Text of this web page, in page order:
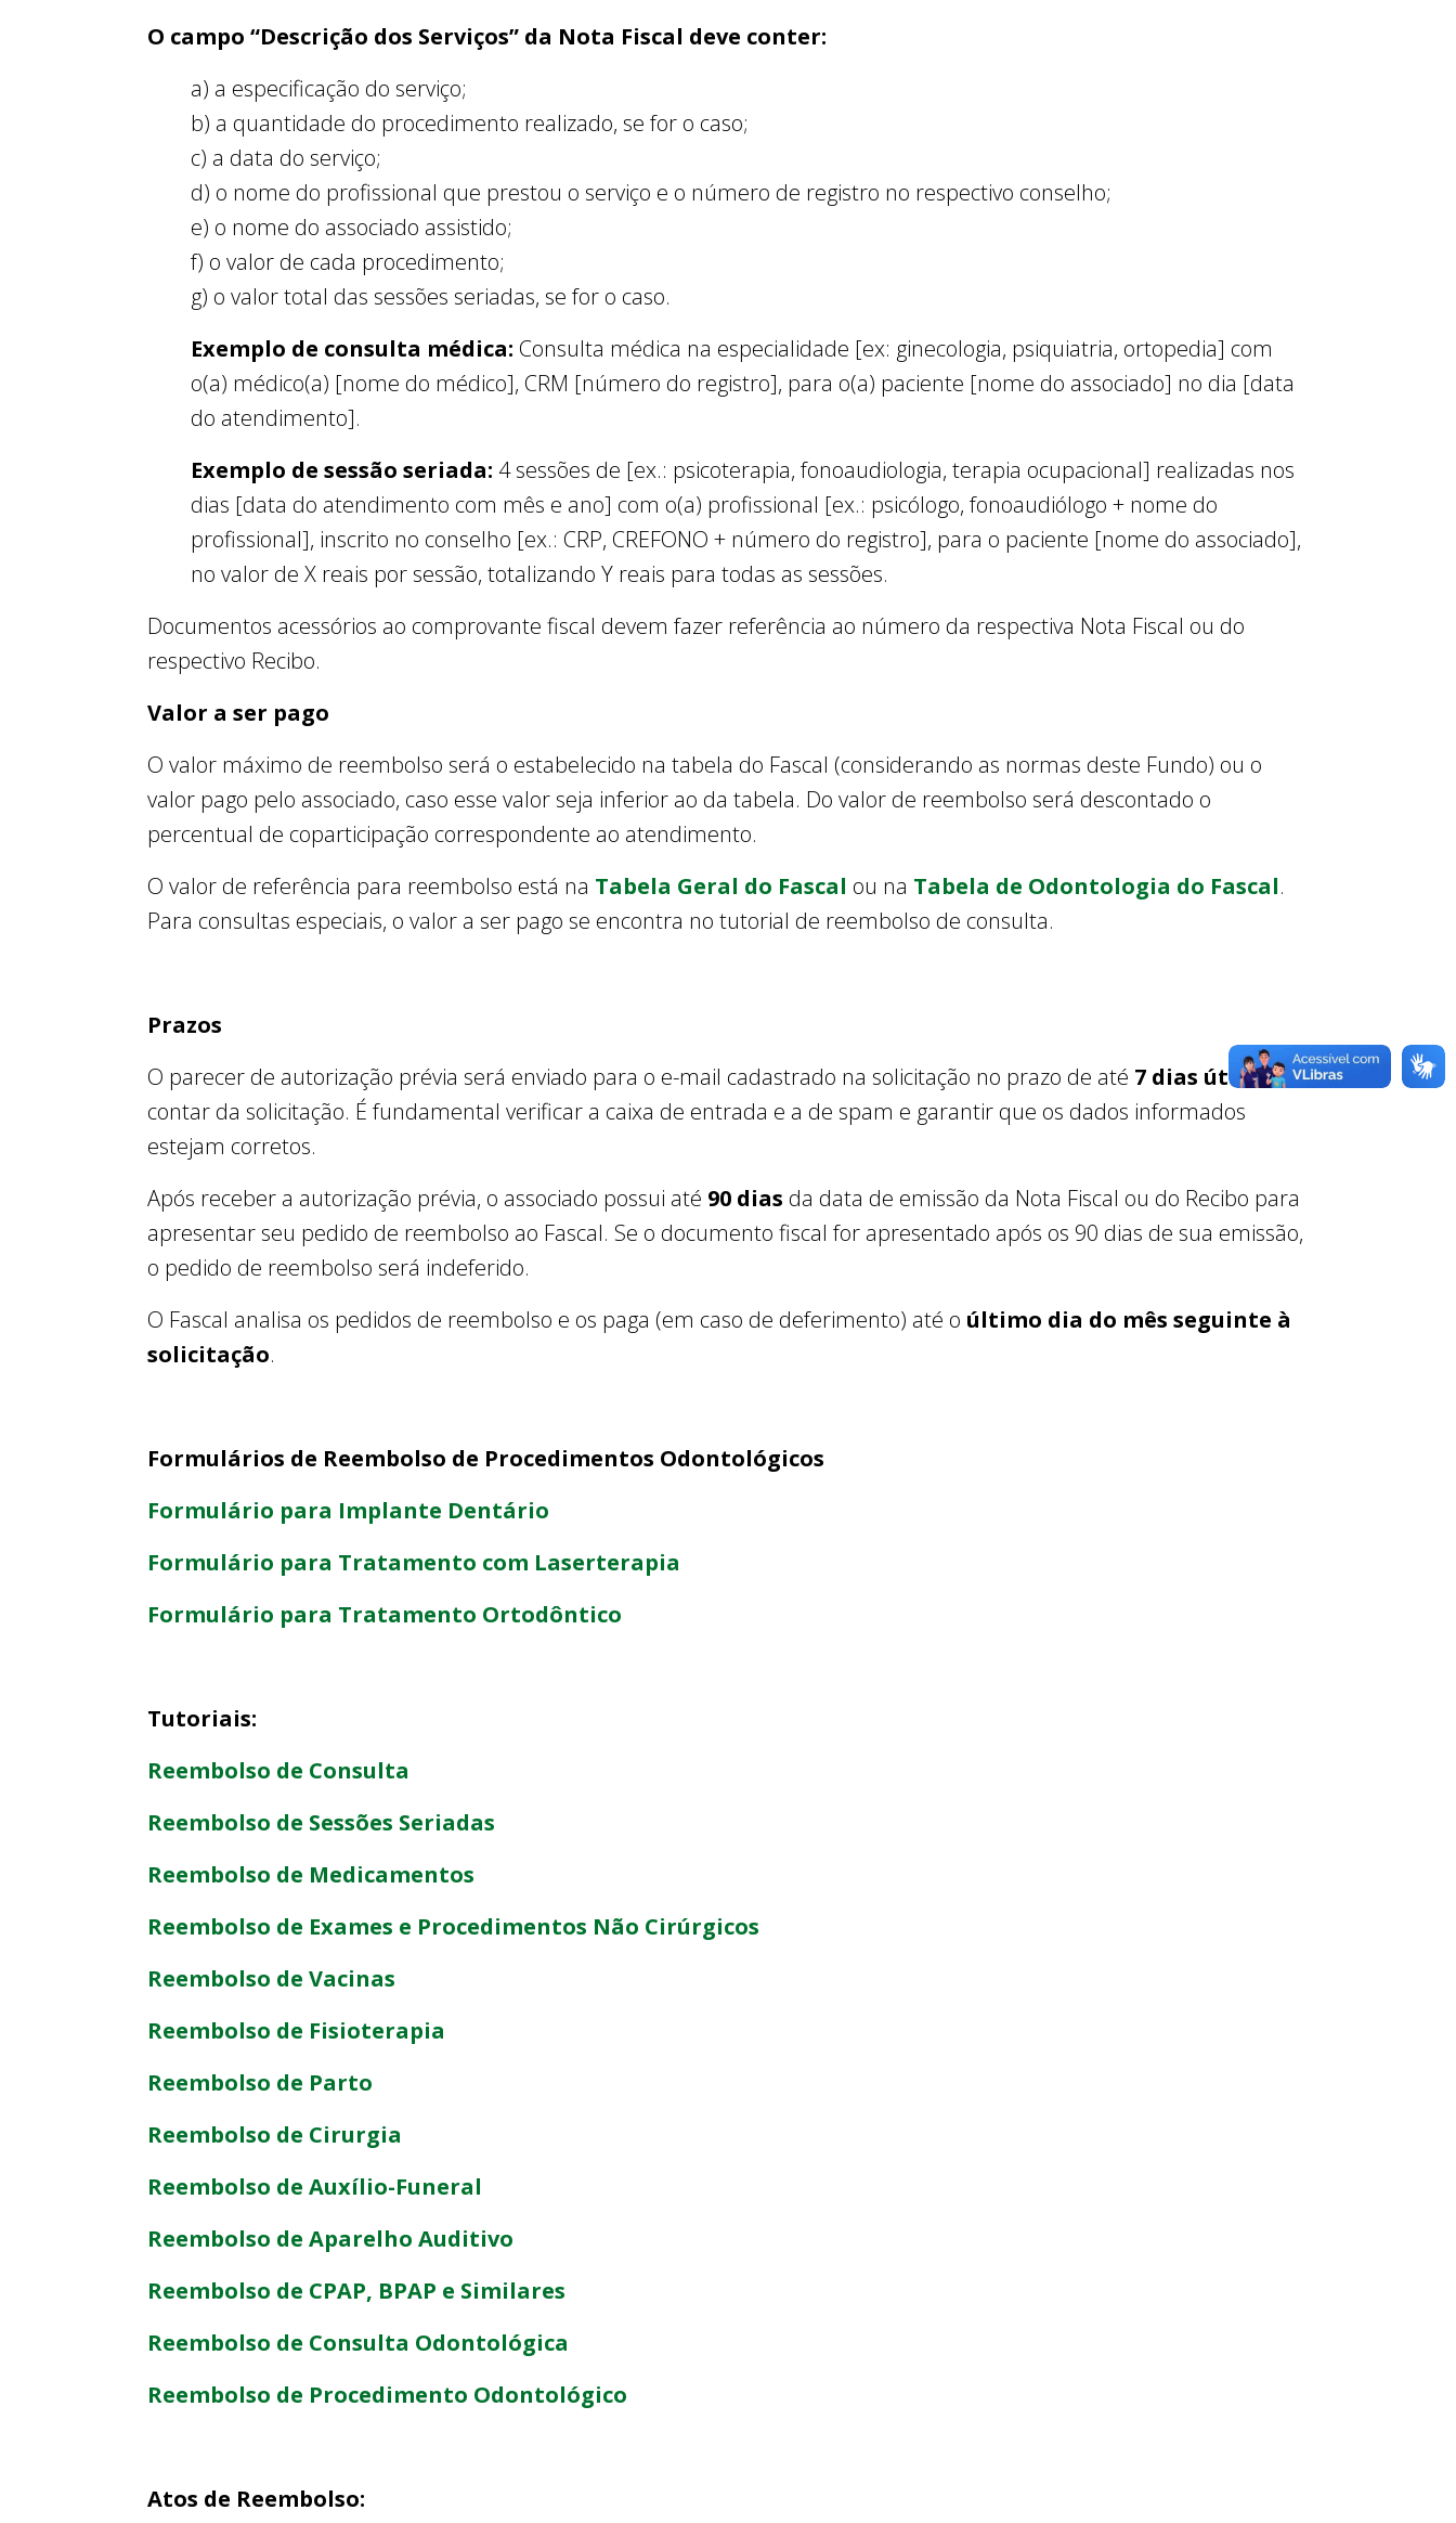
O campo “Descrição dos Serviços” da Nota Fiscal deve conter:
a) a especificação do serviço;
b) a quantidade do procedimento realizado, se for o caso;
c) a data do serviço;
d) o nome do profissional que prestou o serviço e o número de registro no respectivo conselho;
e) o nome do associado assistido;
f) o valor de cada procedimento;
g) o valor total das sessões seriadas, se for o caso.
Exemplo de consulta médica: Consulta médica na especialidade [ex: ginecologia, psiquiatria, ortopedia] com
o(a) médico(a) [nome do médico], CRM [número do registro], para o(a) paciente [nome do associado] no dia [data
do atendimento].
Exemplo de sessão seriada: 4 sessões de [ex.: psicoterapia, fonoaudiologia, terapia ocupacional] realizadas nos
dias [data do atendimento com mês e ano] com o(a) profissional [ex.: psicólogo, fonoaudiólogo + nome do
profissional], inscrito no conselho [ex.: CRP, CREFONO + número do registro], para o paciente [nome do associado],
no valor de X reais por sessão, totalizando Y reais para todas as sessões.
Documentos acessórios ao comprovante fiscal devem fazer referência ao número da respectiva Nota Fiscal ou do
respectivo Recibo.
Valor a ser pago
O valor máximo de reembolso será o estabelecido na tabela do Fascal (considerando as normas deste Fundo) ou o
valor pago pelo associado, caso esse valor seja inferior ao da tabela. Do valor de reembolso será descontado o
percentual de coparticipação correspondente ao atendimento.
O valor de referência para reembolso está na Tabela Geral do Fascal ou na Tabela de Odontologia do Fascal.
Para consultas especiais, o valor a ser pago se encontra no tutorial de reembolso de consulta.
Prazos
O parecer de autorização prévia será enviado para o e-mail cadastrado na solicitação no prazo de até 7 dias úteisa
contar da solicitação. É fundamental verificar a caixa de entrada e a de spam e garantir que os dados informados
estejam corretos.
Após receber a autorização prévia, o associado possui até 90 dias da data de emissão da Nota Fiscal ou do Recibo para
apresentar seu pedido de reembolso ao Fascal. Se o documento fiscal for apresentado após os 90 dias de sua emissão,
o pedido de reembolso será indeferido.
O Fascal analisa os pedidos de reembolso e os paga (em caso de deferimento) até o último dia do mês seguinte à
solicitação.
Formulários de Reembolso de Procedimentos Odontológicos
Formulário para Implante Dentário
Formulário para Tratamento com Laserterapia
Formulário para Tratamento Ortodôntico
Tutoriais:
Reembolso de Consulta
Reembolso de Sessões Seriadas
Reembolso de Medicamentos
Reembolso de Exames e Procedimentos Não Cirúrgicos
Reembolso de Vacinas
Reembolso de Fisioterapia
Reembolso de Parto
Reembolso de Cirurgia
Reembolso de Auxílio-Funeral
Reembolso de Aparelho Auditivo
Reembolso de CPAP, BPAP e Similares
Reembolso de Consulta Odontológica
Reembolso de Procedimento Odontológico
Atos de Reembolso: